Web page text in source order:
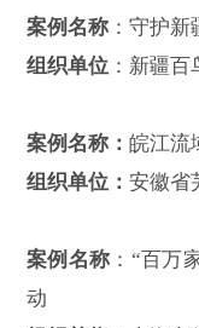
案例名称
：泸州
组织单位
：四川
案例名称 ：“保护
活动
团青海省委、青
省海南藏族自治